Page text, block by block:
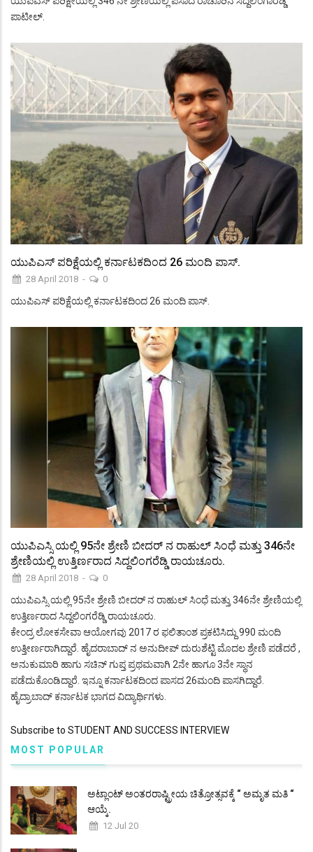
ಪಾಟೀಲ್.
ಯುಪಿಎಸ್ ಪರಿಕ್ಷೆಯಲ್ಲಿ ಕರ್ನಾಟಕದಿಂದ 26 ಮಂದಿ ಪಾಸ್.
28 April 2018 - 0
ಯುಪಿಎಸ್ ಪರಿಕ್ಷೆಯಲ್ಲಿ ಕರ್ನಾಟಕದಿಂದ 26 ಮಂದಿ ಪಾಸ್.
ಯುಪಿಎಸ್ಸಿ ಯಲ್ಲಿ 95ನೇ ಶ್ರೇಣಿ ಬೀದರ್ ನ ರಾಹುಲ್ ಸಿಂಧೆ ಮತ್ತು 346ನೇ
ಶ್ರೇಣಿಯಲ್ಲಿ ಉತ್ತಿರ್ಣರಾದ ಸಿದ್ದಲಿಂಗರೆಡ್ಡಿ ರಾಯಚೂರು.
28 April 2018 - 0
ಯುಪಿಎಸ್ಸಿ ಯಲ್ಲಿ 95ನೇ ಶ್ರೇಣಿ ಬೀದರ್ ನ ರಾಹುಲ್ ಸಿಂಧೆ ಮತ್ತು 346ನೇ ಶ್ರೇಣಿಯಲ್ಲಿ
ಉತ್ತಿರ್ಣರಾದ ಸಿದ್ದಲಿಂಗರೆಡ್ಡಿ ರಾಯಚೂರು.
ಕೇಂದ್ರ ಲೋಕಸೇವಾ ಆಯೋಗವು 2017 ರ ಫಲಿತಾಂಶ ಪ್ರಕಟಿಸಿದ್ದು 990 ಮಂದಿ
ಉತ್ತೀರ್ಣರಾಗಿದ್ದಾರೆ. ಹೈದರಾಬಾದ್ ನ ಅನುದೀಪ್ ದುರುಶೆಟ್ಟಿ ಮೊದಲ ಶ್ರೇಣಿ ಪಡೆದರೆ ,
ಅನುಕುಮಾರಿ ಹಾಗು ಸಚಿನ್ ಗುಪ್ತ ಪ್ರಥಮವಾಗಿ 2ನೇ ಹಾಗೂ 3ನೇ ಸ್ಥಾನ
ಪಡೆದುಕೊಂಡಿದ್ದಾರೆ. ಇನ್ನೂ ಕರ್ನಾಟಕದಿಂದ ಪಾಸದ 26ಮಂದಿ ಪಾಸಗಿದ್ದಾರೆ.
ಹೈದ್ರಾಬಾದ್ ಕರ್ನಾಟಕ ಭಾಗದ ವಿದ್ಯಾರ್ಥಿಗಳು.
Subscribe to STUDENT AND SUCCESS INTERVIEW
MOST POPULAR
ಅಟ್ಲಾಂಟ್ ಅಂತರರಾಷ್ಟ್ರೀಯ ಚಿತ್ರೋತ್ಸವಕ್ಕೆ “ ಅಮೃತ ಮತಿ “
ಆಯ್ಕೆ.
12 Jul 20